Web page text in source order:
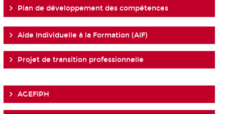
Plan de développement des compétences
Aide Individuelle à la Formation (AIF)
Projet de transition professionnelle
AGEFIPH